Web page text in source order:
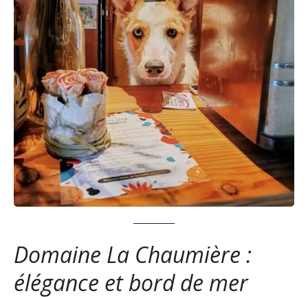
Domaine La Chaumière :
élégance et bord de mer